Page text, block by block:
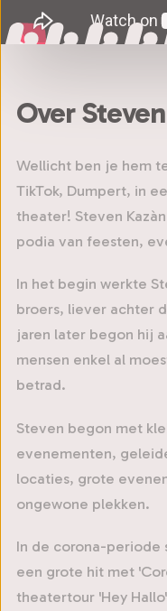
Over
Wellicht ben je hem
TikTok, Dumpert, in
theater! Steven
podia van feesten,
In het begin werkte
broers, liever achter
jaren later begon hij
mensen enkel al
betrad.
Steven begon met
evenementen,
locaties, grote
ongewone plekken.
In de corona-periode
een grote hit met
theatertour 'Hey